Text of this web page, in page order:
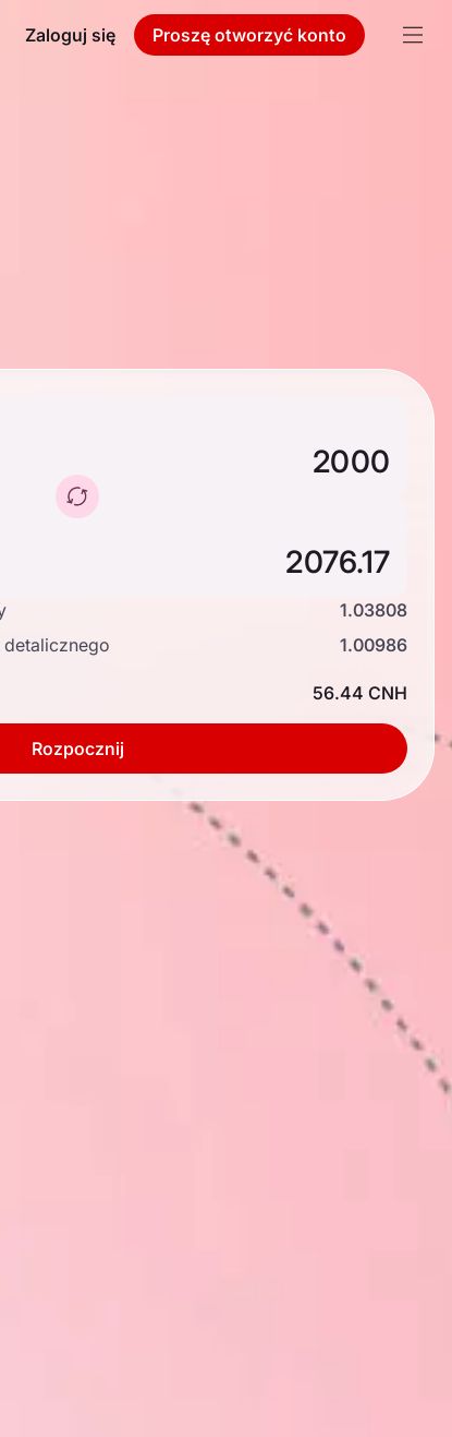
Zaloguj się Proszę otworzyć konto
1.03808
detalicznego
1.00986
56.44 CNH
Rozpocznij